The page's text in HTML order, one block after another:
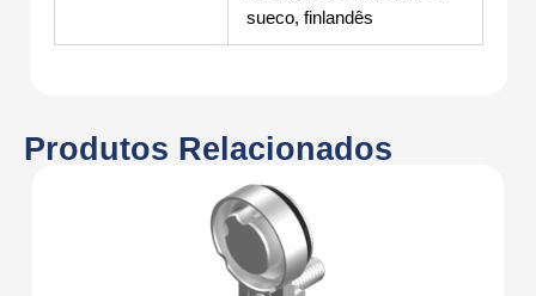
sueco, finlandês
Produtos Relacionados